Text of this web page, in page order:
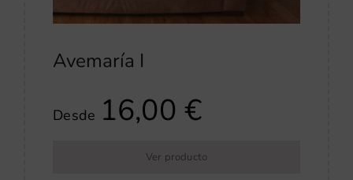
Avemaría I
Desde 16,00€
Ver producto